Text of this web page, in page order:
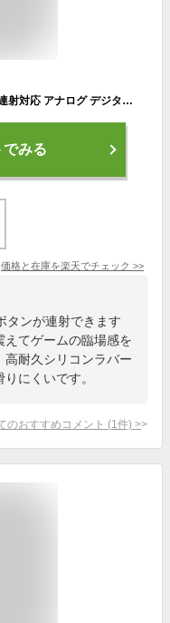
多ボタンゲームパッド 16ボタン 全ボタン連射対応 アナログ デジタル Xinput対応 振動機能付 日本製高耐久シリコンラバー使用 windows専用 マットブラック EZ4-JYP62UMBKX
でみる
価格と在庫を楽天でチェック >>
タンが連射できます
えてゲームの臨場感を
耐久シリコンラバー
にくいです。
のおすすめコメント (1 件) >